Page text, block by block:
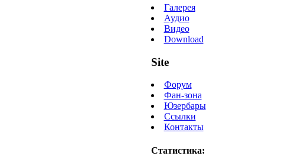
Галерея
Аудио
Видео
Download
Site
Форум
Фан-зона
Юзербары
Ссылки
Контакты
Статистика: